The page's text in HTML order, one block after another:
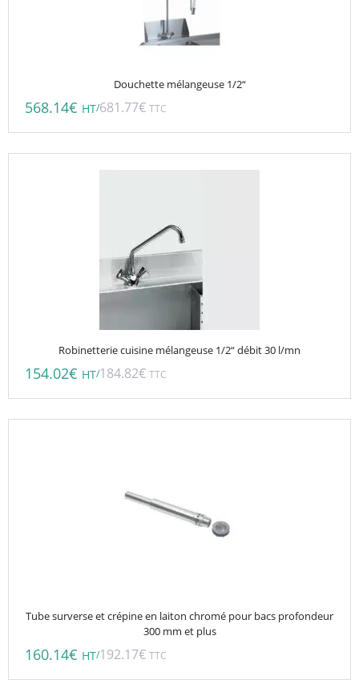
Douchette mélangeuse 1/2“
568.14€ HT/681.77€ TTC
Robinetterie cuisine mélangeuse 1/2“ débit 30 l/mn
154.02€ HT/184.82€ TTC
Tube surverse et crépine en laiton chromé pour bacs profondeur
300 mm et plus
160.14€ HT/192.17€ TTC